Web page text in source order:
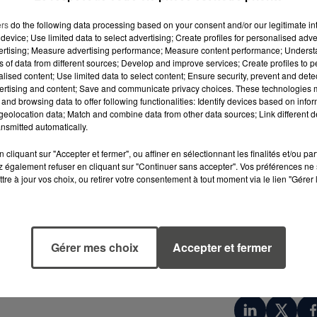
pour Emeric Dary. Ce passionné de voile est né
en Vendée. Dès son enfance, ses parents
Devenu rapidement un hobby, c'est le côté
se dépasser, mais surtout dépasser les autres. Son
catamaran Hobie Cat en 2013, il est arrivé septième
une cinquantaine de sportifs olympiques en
de l'eau : il a poursuivi ses études, tout en
dernière d'une école d'ingénieur, il se plonge
de France à la voile. Une opportunité magnifique pour
do the following data processing based on your consent and/or our legitimate
Use limited data to select advertising; Create profiles for personalised
Measure advertising performance; Measure content performance;
of data from different sources; Develop and improve services; Create profiles to
content; Use limited data to select content; Ensure security, prevent and
and content; Save and communicate privacy choices. These technologies
browsing data to offer following functionalities: Identify devices based on
data; Match and combine data from other data sources; Link different
automatically.
cliquant sur "Accepter et fermer", ou affiner en sélectionnant les finalités et/ou
également refuser en cliquant sur "Continuer sans accepter". Vos préférences
à jour vos choix, ou retirer votre consentement à tout moment via le lien
Gérer mes choix Accepter et fermer